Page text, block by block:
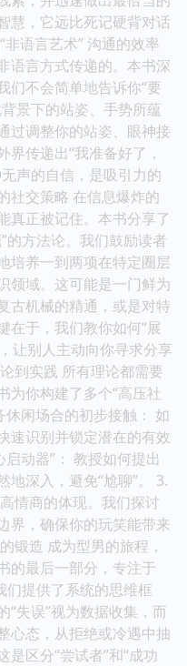
慧，它远比死记硬背对话
语言艺术” 沟通的效率
语言方式传递的。本书深
们不会简单地告诉你“要
景下的站姿、手势所蕴
过调整你的站姿、眼神接
传递出“我准备好了，
声的自信，是吸引力的
社交策略 在信息爆炸的
真正被记住。本书分享了
的方法论。我们鼓励读者
培养一到两项在特定圈层
领域。这可能是一门鲜为
古机械的精通，或是对特
在于，我们教你如何“展
让别人主动向你寻求分享
到实践 所有理论都需要
为你构建了多个“高压社
休闲场合的初步接触： 如
速识别并锁定潜在的有效
动器”： 教授如何提出
地深入，避免“尬聊”。 3.
情商的体现。我们探讨
界，确保你的玩笑能带来
锻造 成为型男的旅程，
的最后一部分，专注于
们提供了系统的思维框
“失误”视为数据收集，而
心态，从拒绝或冷遇中抽
区分“尝试者”和“成功